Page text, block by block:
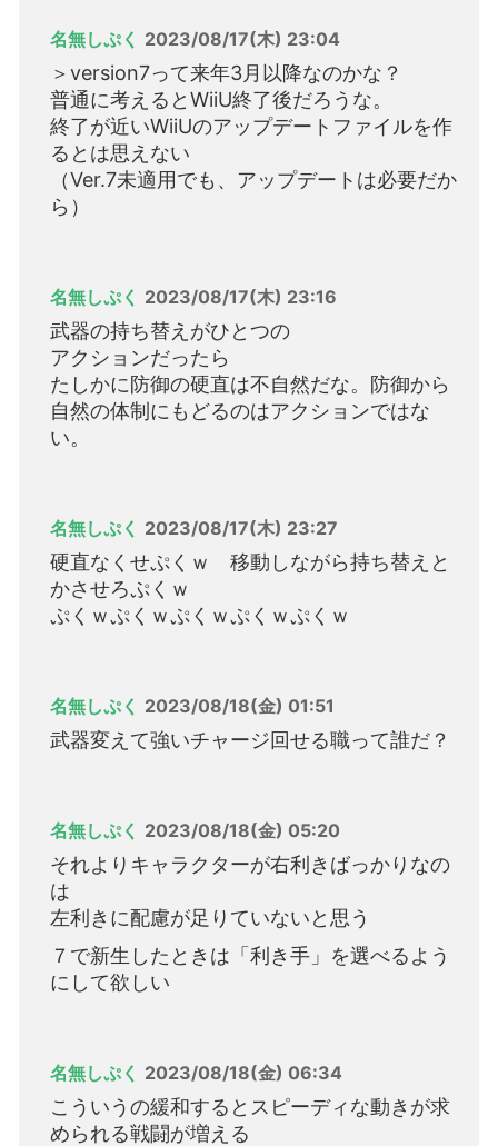
名無しぷく 2023/08/17(木) 23:04
＞version7って来年3月以降なのかな？
普通に考えるとWiiU終了後だろうな。
終了が近いWiiUのアップデートファイルを作
るとは思えない
（Ver.7未適用でも、アップデートは必要だか
ら）
名無しぷく 2023/08/17(木) 23:16
武器の持ち替えがひとつの
アクションだったら
たしかに防御の硬直は不自然だな。防御から
自然の体制にもどるのはアクションではな
い。
名無しぷく 2023/08/17(木) 23:27
硬直なくせぷくｗ 移動しながら持ち替えと
かさせろぷくｗ
ぷくｗぷくｗぷくｗぷくｗぷくｗ
名無しぷく 2023/08/18(金) 01:51
武器変えて強いチャージ回せる職って誰だ？
名無しぷく 2023/08/18(金) 05:20
それよりキャラクターが右利きばっかりなの
は
左利きに配慮が足りていないと思う
７で新生したときは「利き手」を選べるよう
にして欲しい
名無しぷく 2023/08/18(金) 06:34
こういうの緩和するとスピーディな動きが求
められる戦闘が増える